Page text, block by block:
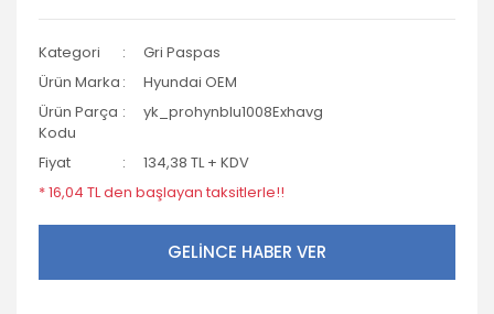
Kategori
Gri Paspas
Ürün Marka
Hyundai OEM
Ürün Parça
Kodu
yk_prohynblu1008Exhavg
Fiyat
134,38 TL + KDV
* 16,04 TL den başlayan taksitlerle!!
GELİNCE HABER VER